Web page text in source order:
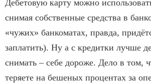
Дебетовую карту можно
снимая собственные средства в
«чужих» банкоматах, правда,
заплатить). Ну а с кредитки лучше
снимать – себе дороже. Дело в том,
теряете на бешеных процентах за